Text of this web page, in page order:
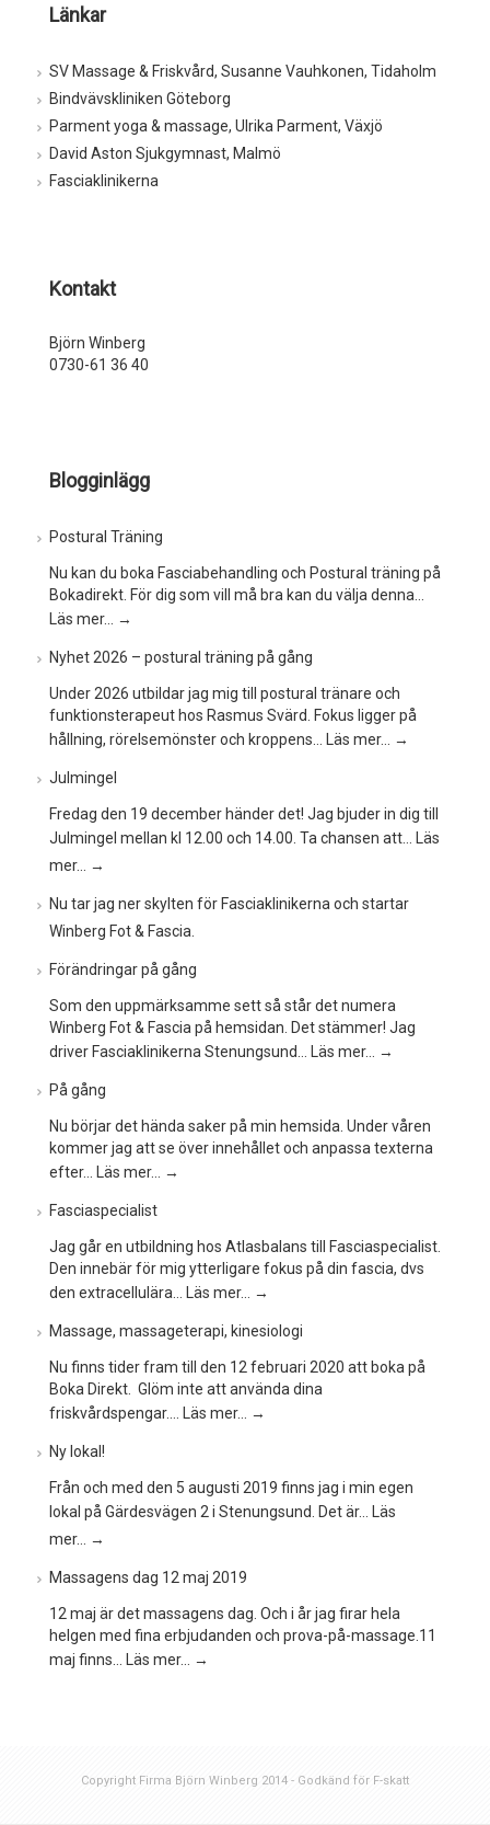
Länkar
SV Massage & Friskvård, Susanne Vauhkonen, Tidaholm
Bindvävskliniken Göteborg
Parment yoga & massage, Ulrika Parment, Växjö
David Aston Sjukgymnast, Malmö
Fasciaklinikerna
Kontakt
Björn Winberg
0730-61 36 40
Blogginlägg
Postural Träning
Nu kan du boka Fasciabehandling och Postural träning på
Bokadirekt. För dig som vill må bra kan du välja denna…
Läs mer… →
Nyhet 2026 – postural träning på gång
Under 2026 utbildar jag mig till postural tränare och
funktionsterapeut hos Rasmus Svärd. Fokus ligger på
hållning, rörelsemönster och kroppens… Läs mer… →
Julmingel
Fredag den 19 december händer det! Jag bjuder in dig till
Julmingel mellan kl 12.00 och 14.00. Ta chansen att… Läs
mer… →
Nu tar jag ner skylten för Fasciaklinikerna och startar
Winberg Fot & Fascia.
Förändringar på gång
Som den uppmärksamme sett så står det numera
Winberg Fot & Fascia på hemsidan. Det stämmer! Jag
driver Fasciaklinikerna Stenungsund… Läs mer… →
På gång
Nu börjar det hända saker på min hemsida. Under våren
kommer jag att se över innehållet och anpassa texterna
efter… Läs mer… →
Fasciaspecialist
Jag går en utbildning hos Atlasbalans till Fasciaspecialist.
Den innebär för mig ytterligare fokus på din fascia, dvs
den extracellulära… Läs mer… →
Massage, massageterapi, kinesiologi
Nu finns tider fram till den 12 februari 2020 att boka på
Boka Direkt. Glöm inte att använda dina
friskvårdspengar.… Läs mer… →
Ny lokal!
Från och med den 5 augusti 2019 finns jag i min egen
lokal på Gärdesvägen 2 i Stenungsund. Det är… Läs
mer… →
Massagens dag 12 maj 2019
12 maj är det massagens dag. Och i år jag firar hela
helgen med fina erbjudanden och prova-på-massage.11
maj finns… Läs mer… →
Copyright Firma Björn Winberg 2014 - Godkänd för F-skatt